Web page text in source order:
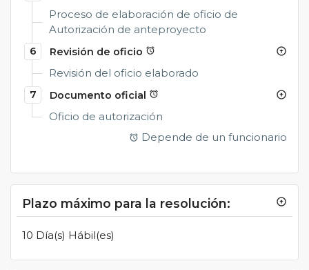
Proceso de elaboración de oficio de
Autorización de anteproyecto
6
Revisión de oficio alarm arrow_circle_up
Revisión del oficio elaborado
7
Documento oficial alarm arrow_circle_up
Oficio de autorización
alarm Depende de un funcionario
Plazo máximo para la resolución: arrow_circle_up
10 Día(s) Hábil(es)